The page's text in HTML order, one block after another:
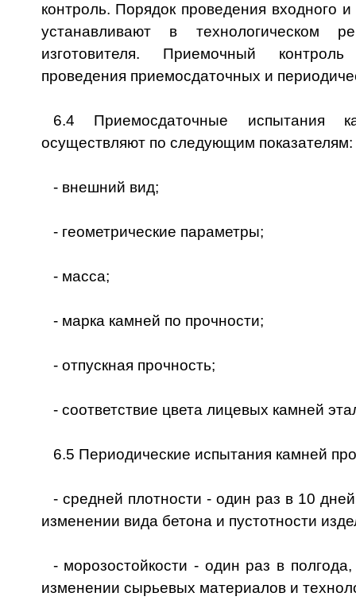
контроль. Порядок проведения входного
устанавливают в технологическом
изготовителя. Приемочный
проведения приемосдаточных и
6.4 Приемосдаточные испытания
осуществляют по следующим показателям:
- внешний вид;
- геометрические параметры;
- масса;
- марка камней по прочности;
- отпускная прочность;
- соответствие цвета лицевых камней
6.5 Периодические испытания камней
- средней плотности - один раз в 10
изменении вида бетона и пустотности
- морозостойкости - один раз в
изменении сырьевых материалов и